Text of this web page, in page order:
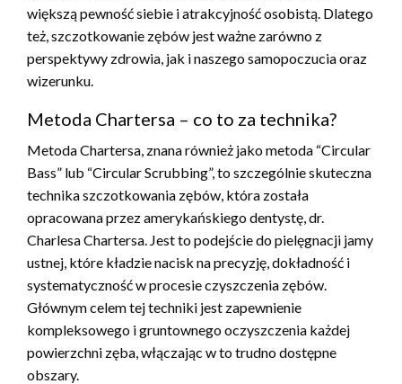
większą pewność siebie i atrakcyjność osobistą. Dlatego
też, szczotkowanie zębów jest ważne zarówno z
perspektywy zdrowia, jak i naszego samopoczucia oraz
wizerunku.
Metoda Chartersa – co to za technika?
Metoda Chartersa, znana również jako metoda “Circular
Bass” lub “Circular Scrubbing”, to szczególnie skuteczna
technika szczotkowania zębów, która została
opracowana przez amerykańskiego dentystę, dr.
Charlesa Chartersa. Jest to podejście do pielęgnacji jamy
ustnej, które kładzie nacisk na precyzję, dokładność i
systematyczność w procesie czyszczenia zębów.
Głównym celem tej techniki jest zapewnienie
kompleksowego i gruntownego oczyszczenia każdej
powierzchni zęba, włączając w to trudno dostępne
obszary.